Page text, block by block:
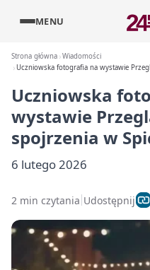
MENU
Strona główna Wiadomości
Uczniowska fotografia na wystawie
Uczniowska
wystawie
spojrzenia w
6 lutego 2026
2 min czytania Udostępnij